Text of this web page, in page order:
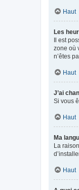
Haut
Les
Il est
zone où
n’êtes
Haut
J’ai
Si vous
Haut
Ma
La
Haut